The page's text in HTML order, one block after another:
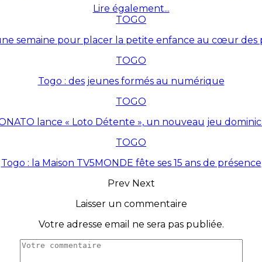
Lire également...
TOGO
semaine pour placer la petite enfance au cœur des
TOGO
Togo : des jeunes formés au numérique
TOGO
lance « Loto Détente », un nouveau jeu
TOGO
Togo : la Maison TV5MONDE fête ses 15 ans de présence
Prev Next
Laisser un commentaire
Votre adresse email ne sera pas publiée.